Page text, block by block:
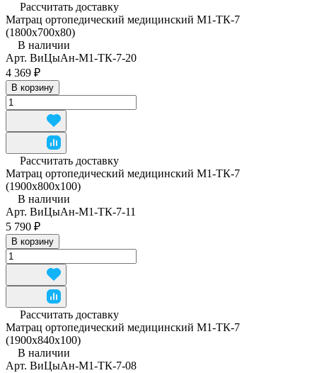
Рассчитать доставку
Матрац ортопедический медицинский М1-ТК-7
(1800x700x80)
В наличии
Арт. ВиЦыАн-М1-ТК-7-20
4 369 ₽
В корзину
Рассчитать доставку
Матрац ортопедический медицинский М1-ТК-7
(1900x800x100)
В наличии
Арт. ВиЦыАн-М1-ТК-7-11
5 790 ₽
В корзину
Рассчитать доставку
Матрац ортопедический медицинский М1-ТК-7
(1900x840x100)
В наличии
Арт. ВиЦыАн-М1-ТК-7-08